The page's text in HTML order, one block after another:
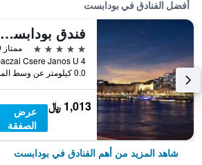
أفضل الفنادق في بودابست
فندق بودابست ماريوت
5 نجوم
ممتاز 8.9
0.0 كيلومتر عن وسط المدينة
1,013 ﷼
عرض
الصفقة
شاهد المزيد من أهم الفنادق في بودابست